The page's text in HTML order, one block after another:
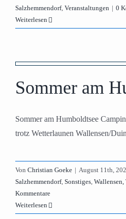
Salzhemmendorf, Veranstaltungen | 0
Weiterlesen
Sommer am
Sommer am Humboldtsee
trotz Wetterlaunen Wallensen/
Von Christian Goeke | August 11th,
Salzhemmendorf, Sonstiges, Wallensen,
Kommentare
Weiterlesen